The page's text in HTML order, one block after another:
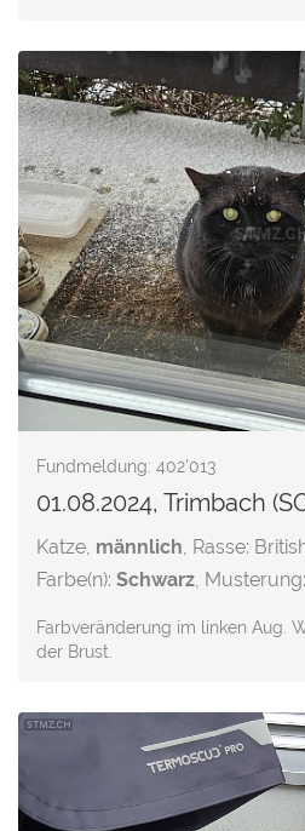
Fundmeldung: 402'013
01.08.2024, Trimbach
Katze, männlich, Rasse:
Farbe(n): Schwarz, Musterung:
Farbveränderung im linken Aug.
der Brust.